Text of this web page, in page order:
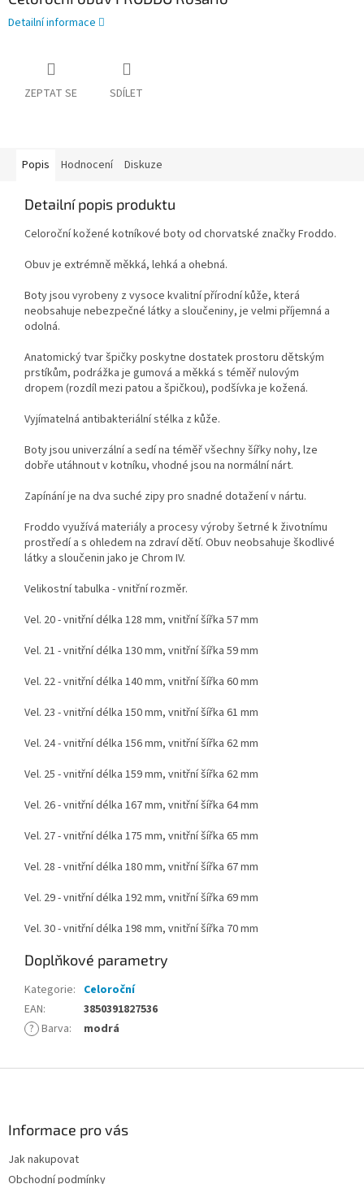
Detailní informace
ZEPTAT SE SDÍLET
Popis Hodnocení Diskuze
Detailní popis produktu
Celoroční kožené kotníkové boty od chorvatské značky Froddo.
Obuv je extrémně měkká, lehká a ohebná.
Boty jsou vyrobeny z vysoce kvalitní přírodní kůže, která
neobsahuje nebezpečné látky a sloučeniny, je velmi příjemná a
odolná.
Anatomický tvar špičky poskytne dostatek prostoru dětským
prstíkům, podrážka je gumová a měkká s téměř nulovým
dropem (rozdíl mezi patou a špičkou), podšívka je kožená.
Vyjímatelná antibakteriální stélka z kůže.
Boty jsou univerzální a sedí na téměř všechny šířky nohy, lze
dobře utáhnout v kotníku, vhodné jsou na normální nárt.
Zapínání je na dva suché zipy pro snadné dotažení v nártu.
Froddo využívá materiály a procesy výroby šetrné k životnímu
prostředí a s ohledem na zdraví dětí. Obuv neobsahuje škodlivé
látky a sloučenin jako je Chrom IV.
Velikostní tabulka - vnitřní rozměr.
Vel. 20 - vnitřní délka 128 mm, vnitřní šířka 57 mm
Vel. 21 - vnitřní délka 130 mm, vnitřní šířka 59 mm
Vel. 22 - vnitřní délka 140 mm, vnitřní šířka 60 mm
Vel. 23 - vnitřní délka 150 mm, vnitřní šířka 61 mm
Vel. 24 - vnitřní délka 156 mm, vnitřní šířka 62 mm
Vel. 25 - vnitřní délka 159 mm, vnitřní šířka 62 mm
Vel. 26 - vnitřní délka 167 mm, vnitřní šířka 64 mm
Vel. 27 - vnitřní délka 175 mm, vnitřní šířka 65 mm
Vel. 28 - vnitřní délka 180 mm, vnitřní šířka 67 mm
Vel. 29 - vnitřní délka 192 mm, vnitřní šířka 69 mm
Vel. 30 - vnitřní délka 198 mm, vnitřní šířka 70 mm
Doplňkové parametry
Kategorie: Celoroční
EAN:
3850391827536
? Barva: modrá
Informace pro vás
Jak nakupovat
Obchodní podmínky